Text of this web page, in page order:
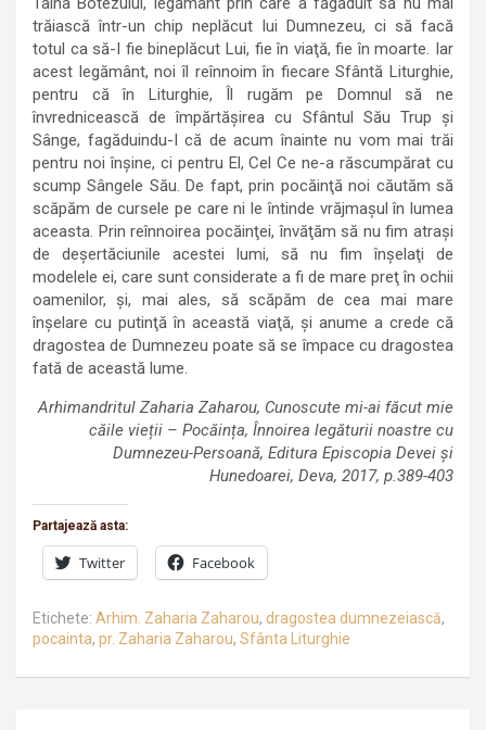
trăiască într-un chip neplăcut lui Dumnezeu, ci să facă
totul ca să-I fie bineplăcut Lui, fie în viaţă, fie în moarte. Iar
acest legământ, noi îl reînnoim în fiecare Sfântă Liturghie,
pentru că în Liturghie, Îl rugăm pe Domnul să ne
învrednicească de împărtăşirea cu Sfântul Său Trup şi
Sânge, fagăduindu-I că de acum înainte nu vom mai trăi
pentru noi înşine, ci pentru El, Cel Ce ne-a răscumpărat cu
scump Sângele Său. De fapt, prin pocăinţă noi căutăm să
scăpăm de cursele pe care ni le întinde vrăjmaşul în lumea
aceasta. Prin reînnoirea pocăinţei, învăţăm să nu fim atraşi
de deşertăciunile acestei lumi, să nu fim înşelaţi de
modelele ei, care sunt considerate a fi de mare preţ în ochii
oamenilor, şi, mai ales, să scăpăm de cea mai mare
înşelare cu putinţă în această viaţă, şi anume a crede că
dragostea de Dumnezeu poate să se împace cu dragostea
fată de această lume.
Arhimandritul Zaharia Zaharou, Cunoscute mi-ai făcut mie
căile vieții – Pocăința, Înnoirea legăturii noastre cu
Dumnezeu-Persoană, Editura Episcopia Devei și
Hunedoarei, Deva, 2017, p.389-403
Partajează asta:
Twitter Facebook
Etichete: Arhim. Zaharia Zaharou, dragostea dumnezeiască,
pocainta, pr. Zaharia Zaharou, Sfânta Liturghie